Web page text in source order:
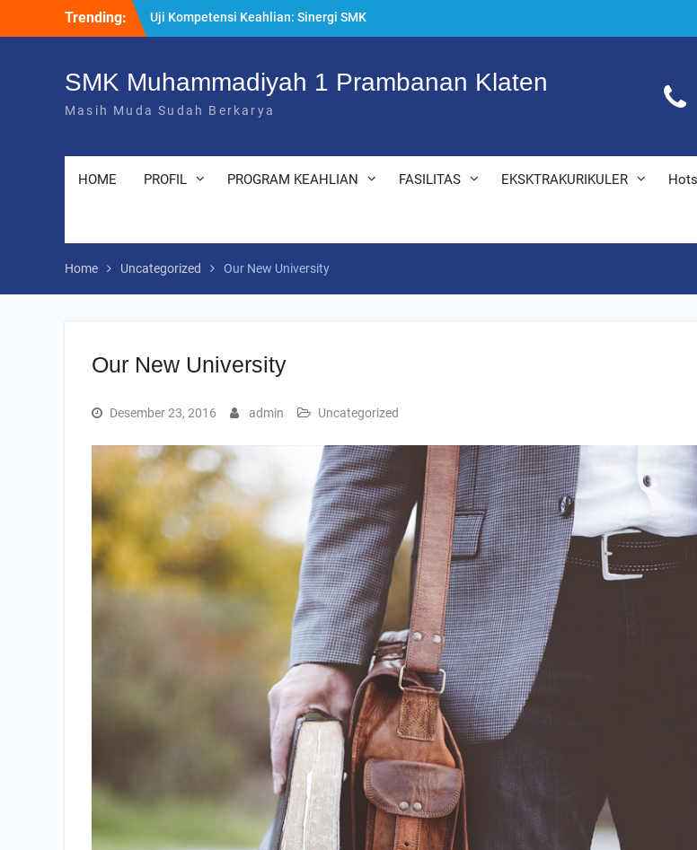
Trending:
Uji Kompetensi Keahlian: Sinergi SMK
“Pesantren Ramadan” Sebagai Momentum
Bermuhasabah dan Perbaikan Diri
205 Murid Baru Ikuti Fortasi dan MPLS,
SMK Muhammadiyah 1 Prambanan Klaten
Masih Muda Sudah Berkarya
HOME PROFIL PROGRAM KEAHLIAN FASILITAS EKSKTRAKURIKULER
Home Uncategorized Our New University
Our New University
Desember 23, 2016 admin Uncategorized